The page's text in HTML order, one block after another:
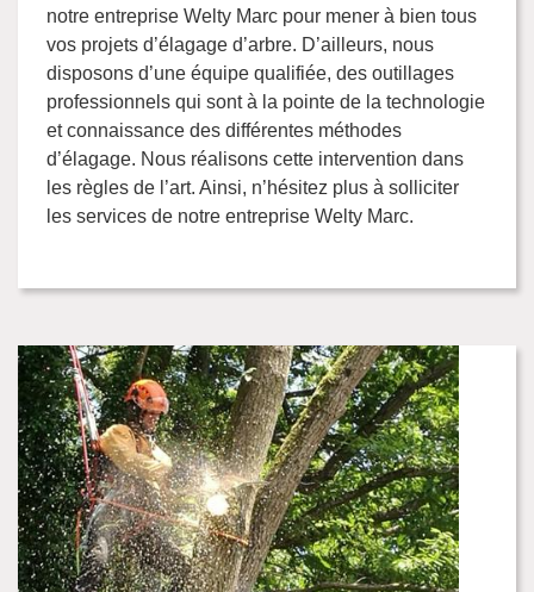
notre entreprise Welty Marc pour mener à bien tous
vos projets d’élagage d’arbre. D’ailleurs, nous
disposons d’une équipe qualifiée, des outillages
professionnels qui sont à la pointe de la technologie
et connaissance des différentes méthodes
d’élagage. Nous réalisons cette intervention dans
les règles de l’art. Ainsi, n’hésitez plus à solliciter
les services de notre entreprise Welty Marc.